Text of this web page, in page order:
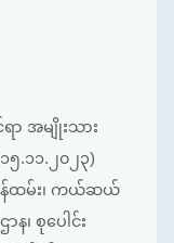
ာ အမျိုးသား
.၁၁.၂၀၂၃)
န်ထမ်း၊ ကယ်ဆယ်
န၊ စုပေါင်း